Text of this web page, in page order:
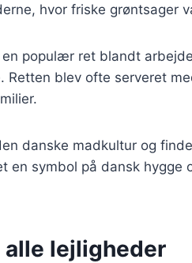
hvor friske grøntsager
populær ret blandt
blev ofte serveret
danske madkultur og
en symbol på dansk hygge
alle lejligheder